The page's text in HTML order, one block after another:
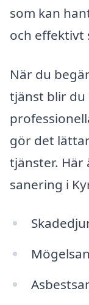
som kan
och effektivt
När du
tjänst blir du
gör det
tjänster.
sanering i